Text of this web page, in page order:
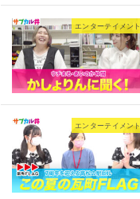
エンターテイメント
エンターテイメント